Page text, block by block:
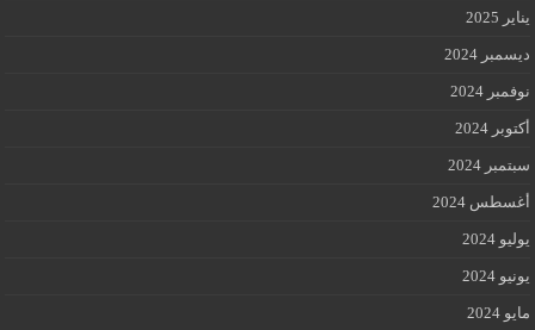
يناير 2025
ديسمبر 2024
نوفمبر 2024
أكتوبر 2024
سبتمبر 2024
أغسطس 2024
يوليو 2024
يونيو 2024
مايو 2024